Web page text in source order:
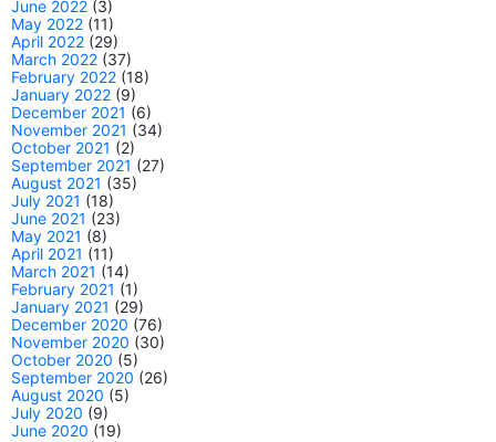
June 2022 (3)
May 2022 (11)
April 2022 (29)
March 2022 (37)
February 2022 (18)
January 2022 (9)
December 2021 (6)
November 2021 (34)
October 2021 (2)
September 2021 (27)
August 2021 (35)
July 2021 (18)
June 2021 (23)
May 2021 (8)
April 2021 (11)
March 2021 (14)
February 2021 (1)
January 2021 (29)
December 2020 (76)
November 2020 (30)
October 2020 (5)
September 2020 (26)
August 2020 (5)
July 2020 (9)
June 2020 (19)